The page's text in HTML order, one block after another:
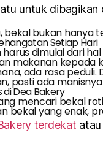
untuk
bekal bukan hanya
Setiap Hari
harus dimulai dari
makanan kepada
ada rasa
pasti ada
di Dea Bakery
mencari bekal
bekal yang enak,
terdekat